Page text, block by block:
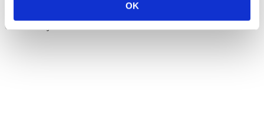
OK
Odločiti se je treba z...